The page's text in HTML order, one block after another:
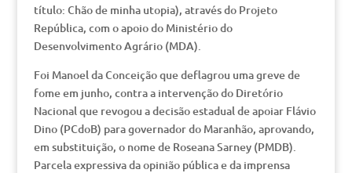
título: Chão de minha utopia), através do Projeto
República, com o apoio do Ministério do
Desenvolvimento Agrário (MDA).
Foi Manoel da Conceição que deflagrou uma greve de
fome em junho, contra a intervenção do Diretório
Nacional que revogou a decisão estadual de apoiar Flávio
Dino (PCdoB) para governador do Maranhão, aprovando,
em substituição, o nome de Roseana Sarney (PMDB).
Parcela expressiva da opinião pública e da imprensa